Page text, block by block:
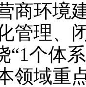
商环境
管理、
“1个体
领域重